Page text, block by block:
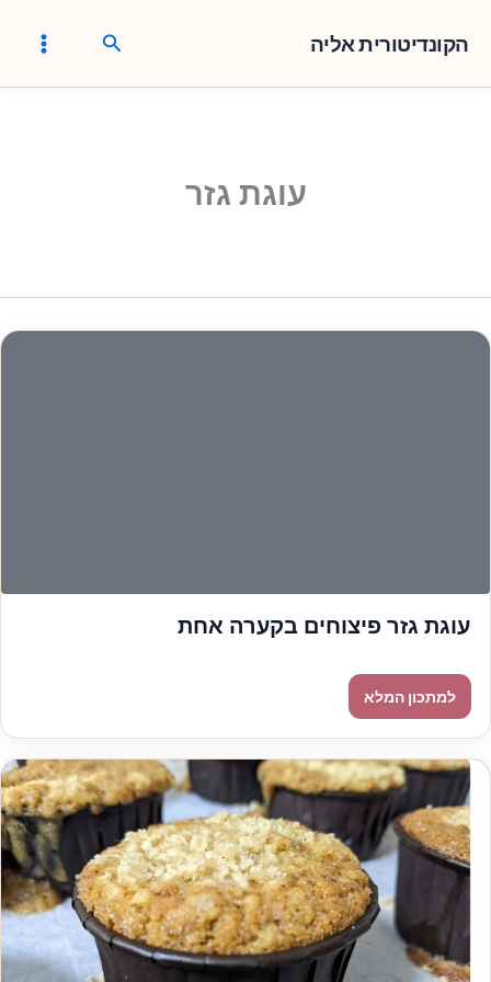
לתוכןהקונדיטורית אליה חיפוש
עוגת גזר
עוגת גזר פיצוחים בקערה אחת